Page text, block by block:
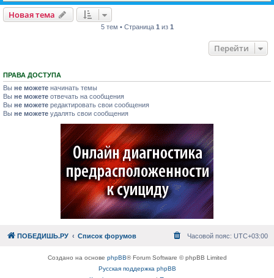
Новая тема
5 тем • Страница 1 из 1
Перейти
ПРАВА ДОСТУПА
Вы не можете начинать темы
Вы не можете отвечать на сообщения
Вы не можете редактировать свои сообщения
Вы не можете удалять свои сообщения
ПОБЕДИШЬ.РУ Список форумов Часовой пояс: UTC+03:00
Создано на основе phpBB® Forum Software © phpBB Limited
Русская поддержка phpBB